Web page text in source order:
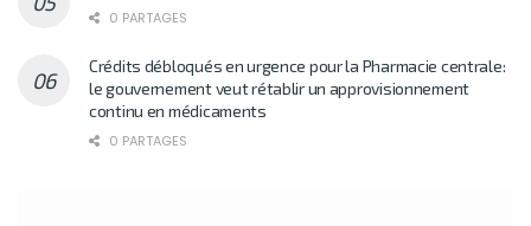
0 PARTAGES
Crédits débloqués en urgence pour la Pharmacie centrale:
le gouvernement veut rétablir un approvisionnement
continu en médicaments
0 PARTAGES